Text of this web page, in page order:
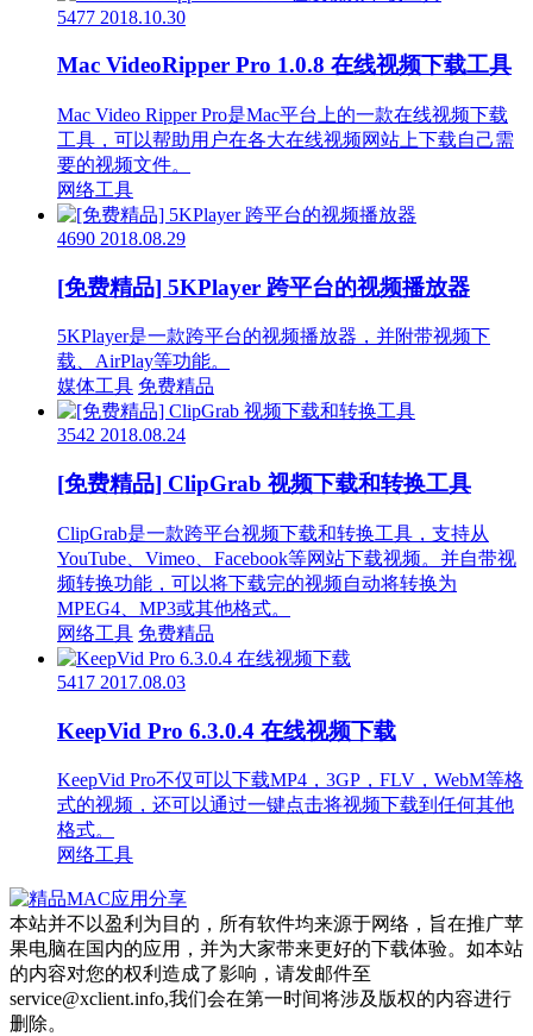
5477 2018.10.30
Mac VideoRipper Pro 1.0.8 在线视频下载工具
Mac Video Ripper Pro是Mac平台上的一款在线视频下载
工具，可以帮助用户在各大在线视频网站上下载自己需
要的视频文件。
网络工具
4690 2018.08.29
[免费精品] 5KPlayer 跨平台的视频播放器
5KPlayer是一款跨平台的视频播放器，并附带视频下
载、AirPlay等功能。
媒体工具 免费精品
3542 2018.08.24
[免费精品] ClipGrab 视频下载和转换工具
ClipGrab是一款跨平台视频下载和转换工具，支持从
YouTube、Vimeo、Facebook等网站下载视频。并自带视
频转换功能，可以将下载完的视频自动将转换为
MPEG4、MP3或其他格式。
网络工具 免费精品
5417 2017.08.03
KeepVid Pro 6.3.0.4 在线视频下载
KeepVid Pro不仅可以下载MP4，3GP，FLV，WebM等格
式的视频，还可以通过一键点击将视频下载到任何其他
格式。
网络工具
本站并不以盈利为目的，所有软件均来源于网络，旨在推广苹
果电脑在国内的应用，并为大家带来更好的下载体验。如本站
的内容对您的权利造成了影响，请发邮件至
service@xclient.info,我们会在第一时间将涉及版权的内容进行
删除。